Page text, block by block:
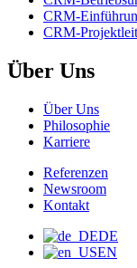
CRM-
CRM-
Über Uns
Über Uns
Philosophie
Karriere
Referenzen
Newsroom
Kontakt
DE
EN